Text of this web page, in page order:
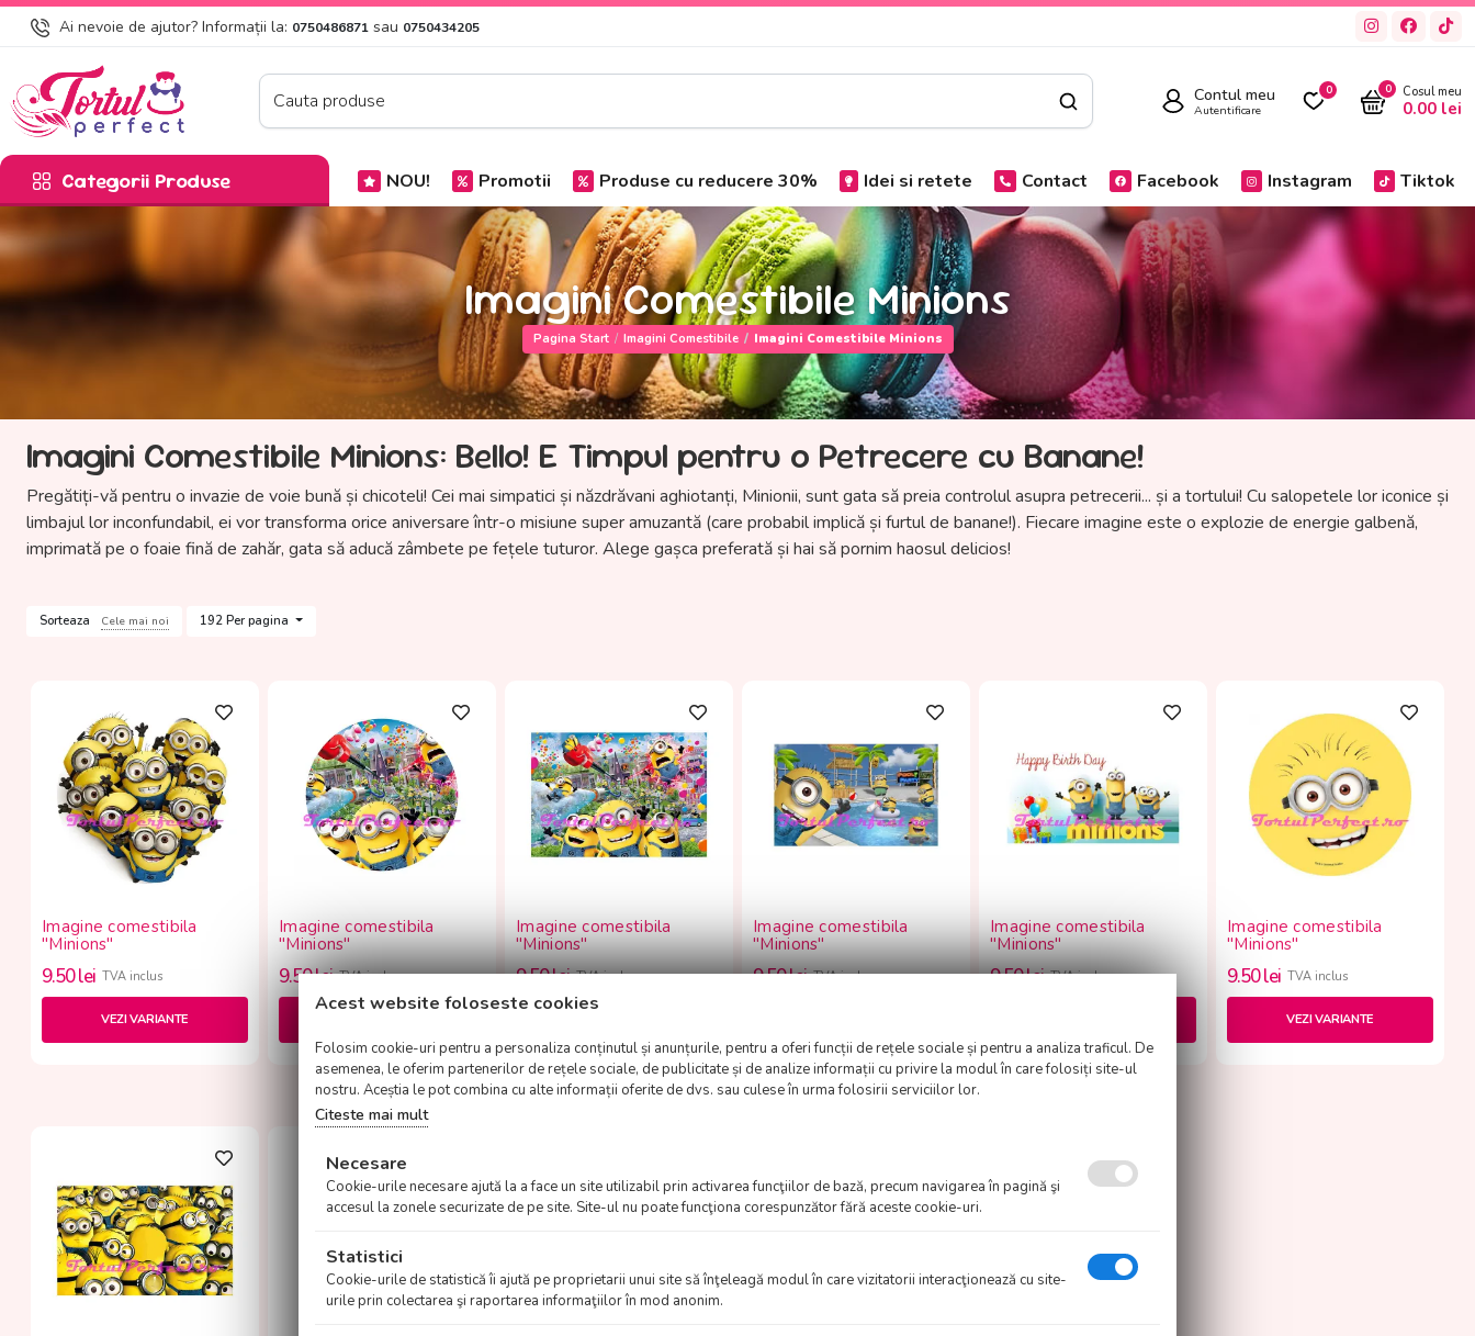
Ai nevoie de ajutor? Informații la: 0750486871 sau 0750434205
Contul meu
Autentificare
0 0 Cosul meu
0.00 lei
Categorii Produse NOU! Promotii Produse cu reducere 30% Idei si retete Contact Facebook Instagram Tiktok
Imagini Comestibile Minions
Pagina Start Imagini Comestibile Imagini Comestibile Minions
Imagini Comestibile Minions: Bello! E Timpul pentru o Petrecere cu Banane!
Pregătiți-vă pentru o invazie de voie bună și chicoteli! Cei mai simpatici și năzdrăvani aghiotanți, Minionii, sunt gata să preia controlul asupra petrecerii... și a tortului! Cu salopetele lor iconice și
limbajul lor inconfundabil, ei vor transforma orice aniversare într-o misiune super amuzantă (care probabil implică și furtul de banane!). Fiecare imagine este o explozie de energie galbenă,
imprimată pe o foaie fină de zahăr, gata să aducă zâmbete pe fețele tuturor. Alege gașca preferată și hai să pornim haosul delicios!
Sorteaza Cele mai noi 192 Per pagina
Imagine comestibila
"Minions"
9.50lei TVA inclus
VEZI VARIANTE
Imagine comestibila
"Minions"
9.50lei TVA inclus
Imagine comestibila
"Minions"
9.50lei TVA inclus
Imagine comestibila
"Minions"
9.50lei TVA inclus
Imagine comestibila
"Minions"
9.50lei TVA inclus
Imagine comestibila
"Minions"
9.50lei TVA inclus
VEZI VARIANTE
Acest website foloseste cookies
Folosim cookie-uri pentru a personaliza conținutul și anunțurile, pentru a oferi funcții de rețele sociale și pentru a analiza traficul. De
asemenea, le oferim partenerilor de rețele sociale, de publicitate și de analize informații cu privire la modul în care folosiți site-ul
nostru. Aceștia le pot combina cu alte informații oferite de dvs. sau culese în urma folosirii serviciilor lor.
Citeste mai mult
Necesare
Cookie-urile necesare ajută la a face un site utilizabil prin activarea funcţiilor de bază, precum navigarea în pagină şi
accesul la zonele securizate de pe site. Site-ul nu poate funcţiona corespunzător fără aceste cookie-uri.
Statistici
Cookie-urile de statistică îi ajută pe proprietarii unui site să înţeleagă modul în care vizitatorii interacţionează cu site-
urile prin colectarea şi raportarea informaţiilor în mod anonim.